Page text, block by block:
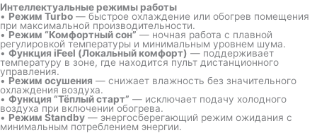
Интеллектуальные режимы работы
• Режим Turbo — быстрое охлаждение или обогрев помещения
при максимальной производительности.
•Режим “Комфортный сон” — ночная работа с плавной
регулировкой температуры и минимальным уровнем шума.
• Функция iFeel (Локальный комфорт) — поддерживает
температуру в зоне, где находится пульт дистанционного
управления.
• Режим осушения — снижает влажность без значительного
охлаждения воздуха.
• Функция “Тёплый старт” — исключает подачу холодного
воздуха при включении обогрева.
• Режим Standby — энергосберегающий режим ожидания с
минимальным потреблением энергии.